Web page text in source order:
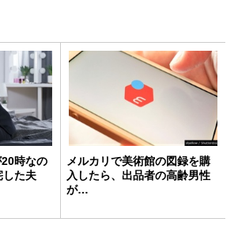
20時なの
した夫
メルカリで美術館の図録を購
入したら、出品者の高齢男性
が…